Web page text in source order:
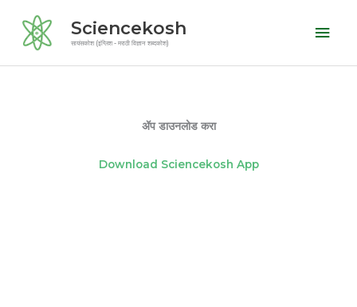
content
Sciencekosh
सायंसकोश (इंग्लिश - मराठी विज्ञान शब्दकोश)
ॲप डाउनलोड करा
Download Sciencekosh App